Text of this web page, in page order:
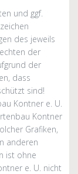
und ggf.
des jeweils
der
der
dass
sind!
Kontner e. U.
Kontner
Grafiken,
anderen
ist ohne
e. U. nicht